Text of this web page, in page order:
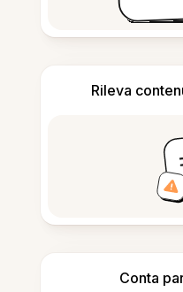
Rileva
Conta